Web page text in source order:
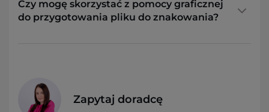
Czy mogę skorzystać z pomocy graficznej
do przygotowania pliku do znakowania?
Zapytaj doradcę